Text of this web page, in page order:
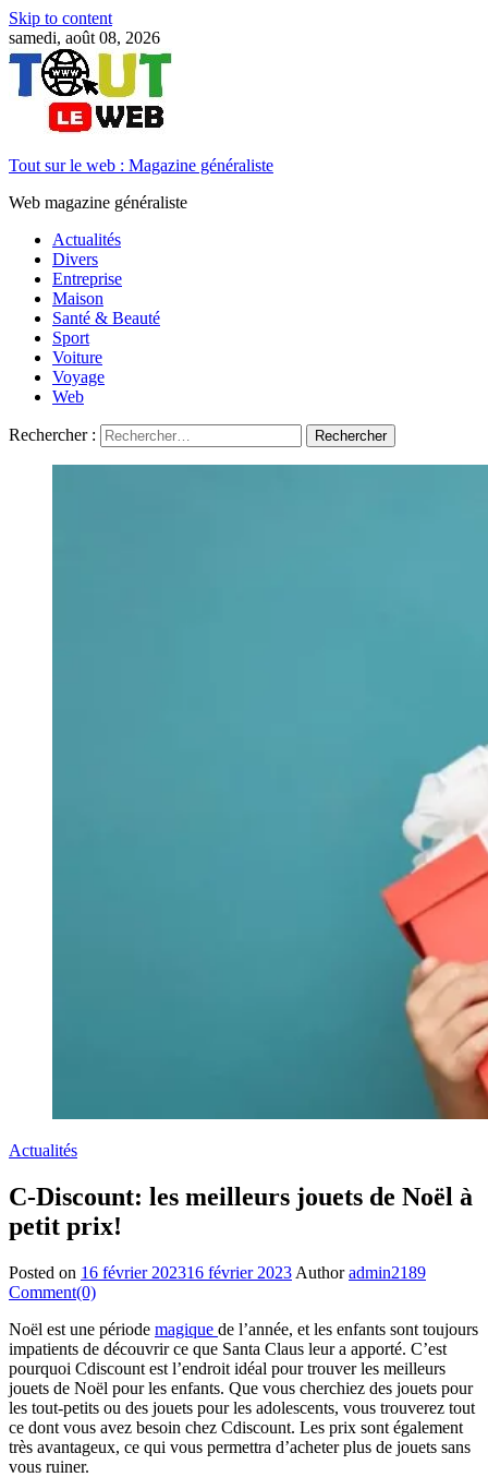
Skip to content
samedi, août 08, 2026
Tout sur le web : Magazine généraliste
Web magazine généraliste
Actualités
Divers
Entreprise
Maison
Santé & Beauté
Sport
Voiture
Voyage
Web
Rechercher :
Actualités
C-Discount: les meilleurs jouets de Noël à
petit prix!
Posted on 16 février 202316 février 2023 Author admin2189
Comment(0)
Noël est une période magique de l’année, et les enfants sont toujours
impatients de découvrir ce que Santa Claus leur a apporté. C’est
pourquoi Cdiscount est l’endroit idéal pour trouver les meilleurs
jouets de Noël pour les enfants. Que vous cherchiez des jouets pour
les tout-petits ou des jouets pour les adolescents, vous trouverez tout
ce dont vous avez besoin chez Cdiscount. Les prix sont également
très avantageux, ce qui vous permettra d’acheter plus de jouets sans
vous ruiner.